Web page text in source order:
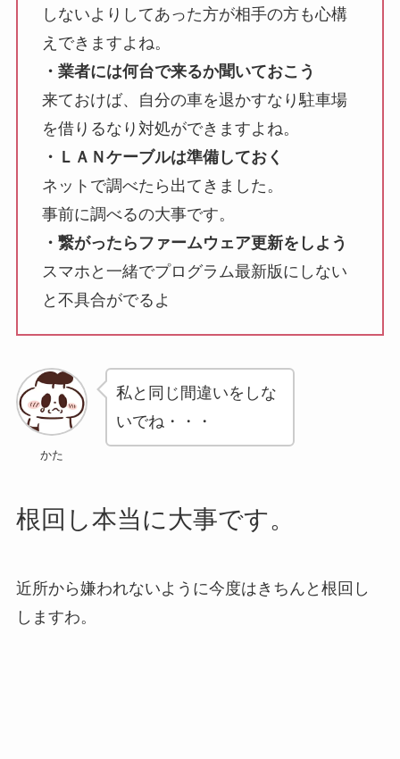
しないよりしてあった方が相手の方も心構
えできますよね。
・業者には何台で来るか聞いておこう
来ておけば、自分の車を退かすなり駐車場
を借りるなり対処ができますよね。
・ＬＡＮケーブルは準備しておく
ネットで調べたら出てきました。
事前に調べるの大事です。
・繋がったらファームウェア更新をしよう
スマホと一緒でプログラム最新版にしない
と不具合がでるよ
かた
私と同じ間違いをしな
いでね・・・
根回し本当に大事です。
近所から嫌われないように今度はきちんと根回し
しますわ。